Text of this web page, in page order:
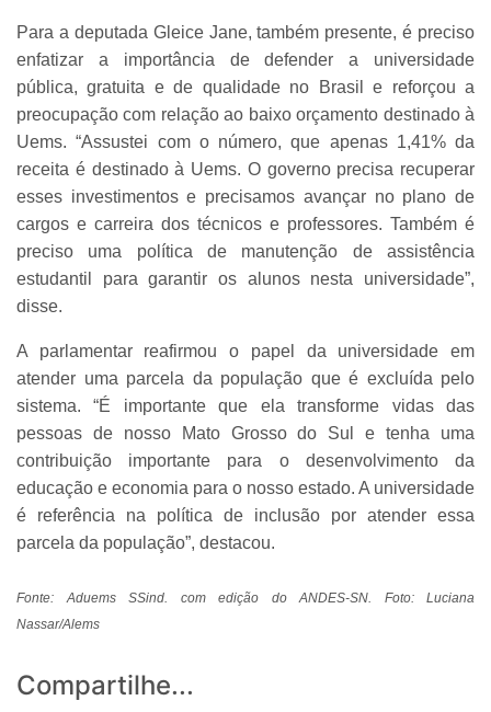
Para a deputada Gleice Jane, também presente, é preciso
enfatizar a importância de defender a universidade
pública, gratuita e de qualidade no Brasil e reforçou a
preocupação com relação ao baixo orçamento destinado à
Uems. “Assustei com o número, que apenas 1,41% da
receita é destinado à Uems. O governo precisa recuperar
esses investimentos e precisamos avançar no plano de
cargos e carreira dos técnicos e professores. Também é
preciso uma política de manutenção de assistência
estudantil para garantir os alunos nesta universidade”,
disse.
A parlamentar reafirmou o papel da universidade em
atender uma parcela da população que é excluída pelo
sistema. “É importante que ela transforme vidas das
pessoas de nosso Mato Grosso do Sul e tenha uma
contribuição importante para o desenvolvimento da
educação e economia para o nosso estado. A universidade
é referência na política de inclusão por atender essa
parcela da população”, destacou.
Fonte: Aduems SSind. com edição do ANDES-SN. Foto: Luciana
Nassar/Alems
Compartilhe...